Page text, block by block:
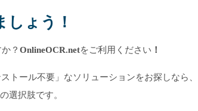
しょう！
？ OnlineOCR.netをご利用ください ！
トール不要」なソリューションをお探しなら
選択肢です。